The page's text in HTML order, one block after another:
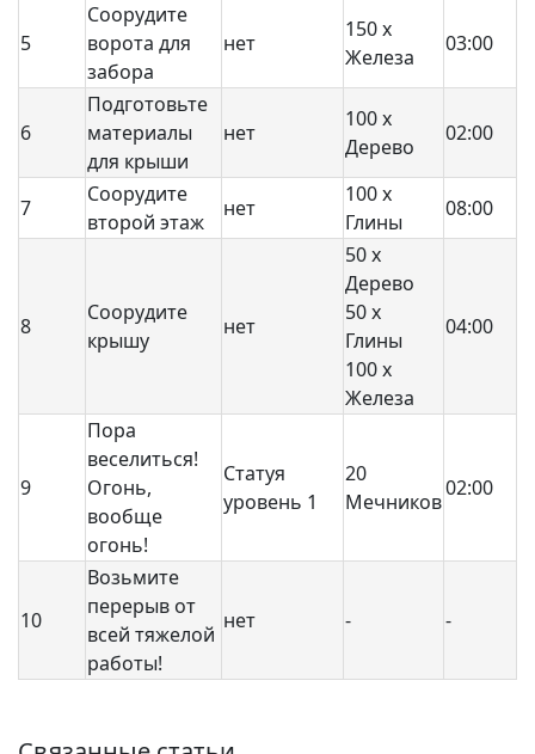
5
Соорудите
ворота для
забора
нет
150 x
Железа
03:00
6
Подготовьте
материалы
для крыши
нет
100 x
Дерево
02:00
7
Соорудите
второй этаж
нет
100 x
Глины
08:00
8
Соорудите
крышу
нет
50 x
Дерево
50 x
Глины
100 x
Железа
04:00
9
Пора
веселиться!
Огонь,
вообще
огонь!
Статуя
уровень 1
20
Мечников
02:00
10
Возьмите
перерыв от
всей тяжелой
работы!
нет - -